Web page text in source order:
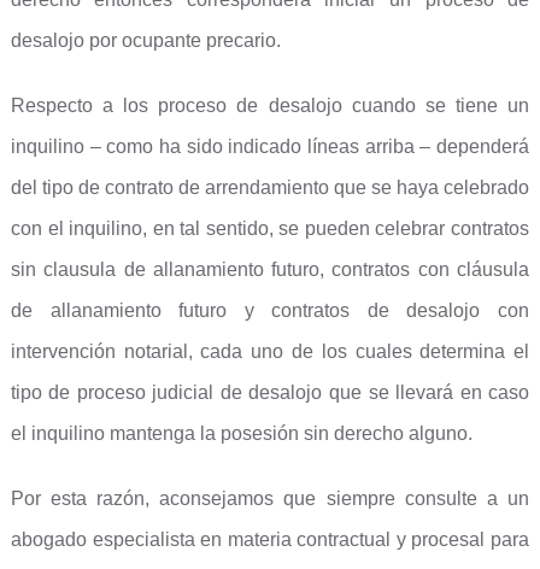
desalojo por ocupante precario.
Respecto a los proceso de desalojo cuando se tiene un
inquilino – como ha sido indicado líneas arriba – dependerá
del tipo de contrato de arrendamiento que se haya celebrado
con el inquilino, en tal sentido, se pueden celebrar contratos
sin clausula de allanamiento futuro, contratos con cláusula
de allanamiento futuro y contratos de desalojo con
intervención notarial, cada uno de los cuales determina el
tipo de proceso judicial de desalojo que se llevará en caso
el inquilino mantenga la posesión sin derecho alguno.
Por esta razón, aconsejamos que siempre consulte a un
abogado especialista en materia contractual y procesal para